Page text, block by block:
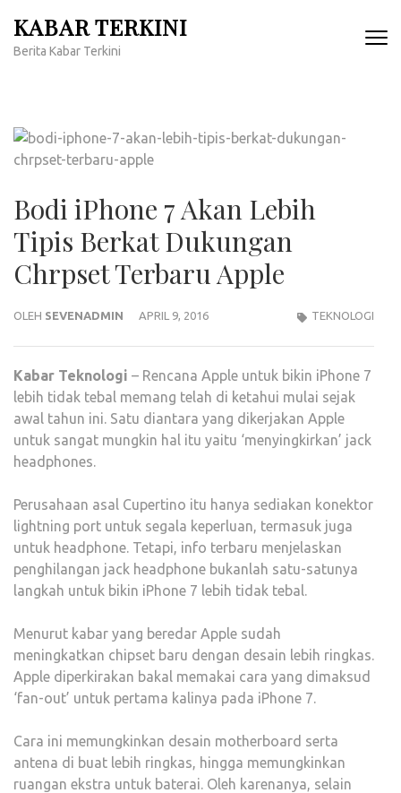
konten
KABAR TERKINI
Berita Kabar Terkini
Bodi iPhone 7 Akan Lebih
Tipis Berkat Dukungan
Chrpset Terbaru Apple
OLEH SEVENADMIN APRIL 9, 2016 TEKNOLOGI
Kabar Teknologi – Rencana Apple untuk bikin iPhone 7
lebih tidak tebal memang telah di ketahui mulai sejak
awal tahun ini. Satu diantara yang dikerjakan Apple
untuk sangat mungkin hal itu yaitu ‘menyingkirkan’ jack
headphones.
Perusahaan asal Cupertino itu hanya sediakan konektor
lightning port untuk segala keperluan, termasuk juga
untuk headphone. Tetapi, info terbaru menjelaskan
penghilangan jack headphone bukanlah satu-satunya
langkah untuk bikin iPhone 7 lebih tidak tebal.
Menurut kabar yang beredar Apple sudah
meningkatkan chipset baru dengan desain lebih ringkas.
Apple diperkirakan bakal memakai cara yang dimaksud
‘fan-out’ untuk pertama kalinya pada iPhone 7.
Cara ini memungkinkan desain motherboard serta
antena di buat lebih ringkas, hingga memungkinkan
ruangan ekstra untuk baterai. Oleh karenanya, selain